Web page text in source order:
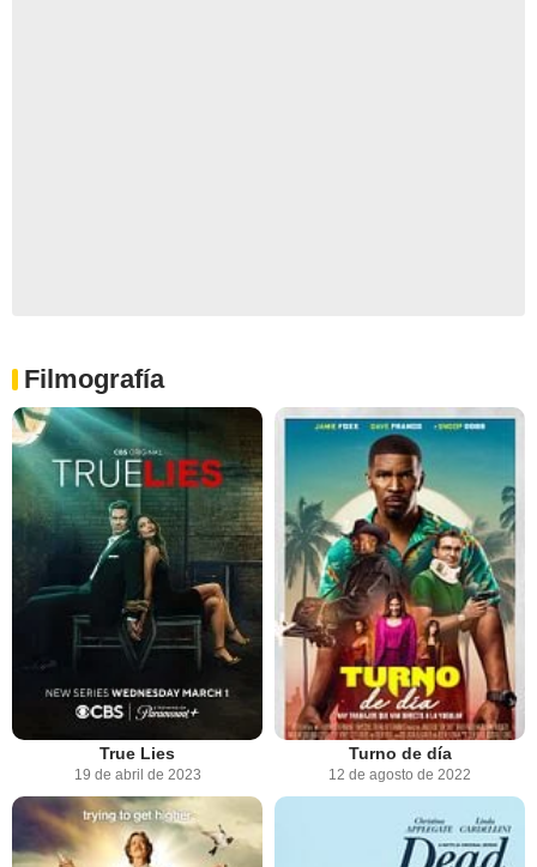
Filmografía
True Lies
19 de abril de 2023
Turno de día
12 de agosto de 2022